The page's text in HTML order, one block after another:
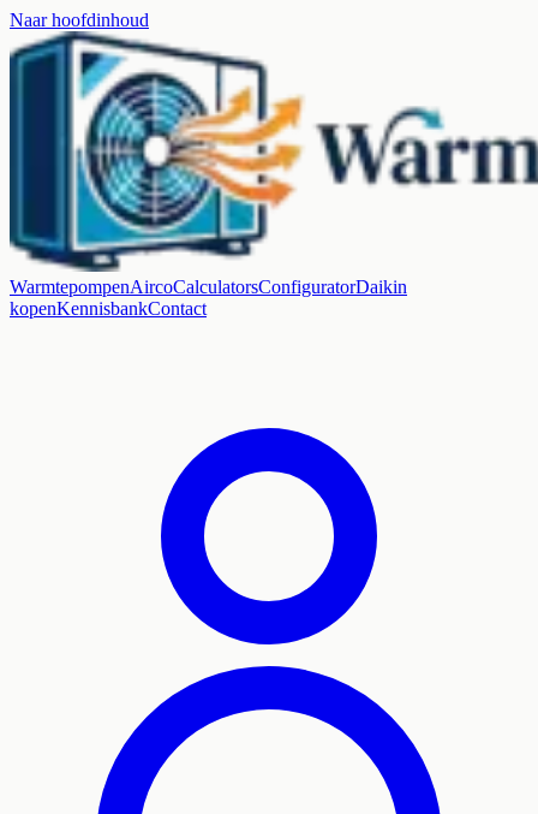
Naar hoofdinhoud
WarmtepompenAircoCalculatorsConfiguratorDaikin
kopenKennisbankContact